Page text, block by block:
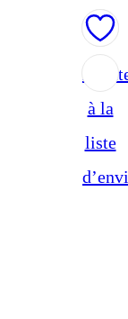
à la
liste